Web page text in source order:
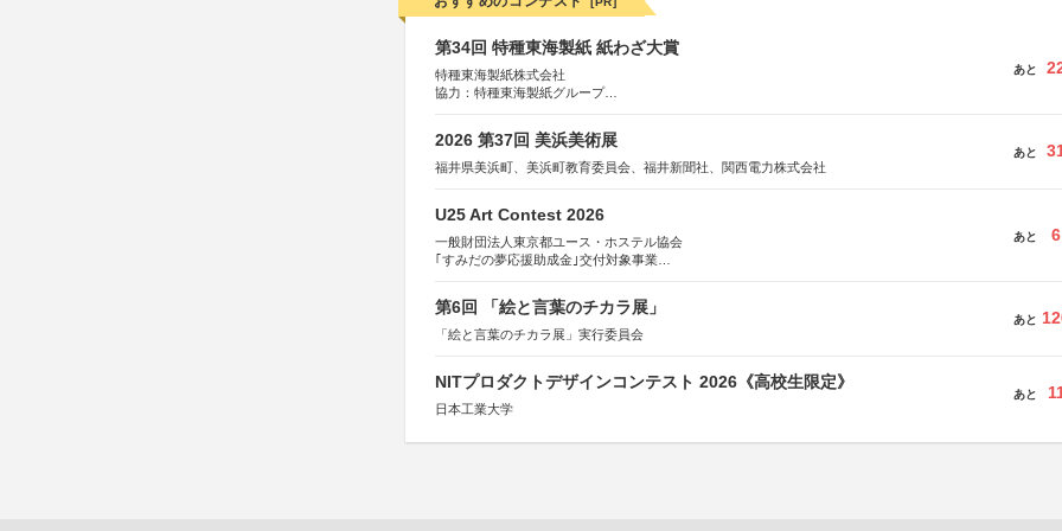
第34回 特種東海製紙 紙わざ大賞
特種東海製紙株式会社
協力：特種東海製紙グループ
あと
2026 第37回 美浜美術展
福井県美浜町、美浜町教育委員会、福井新聞社、関西電力株式会社
あと
U25 Art Contest 2026
一般財団法人東京都ユース・ホステル協会
｢すみだの夢応援助成金｣交付対象事業
あと 6
第6回 「絵と言葉のチカラ展」
「絵と言葉のチカラ展」実行委員会
あと
NITプロダクトデザインコンテスト 2026《高校生限定》
日本工業大学
あと